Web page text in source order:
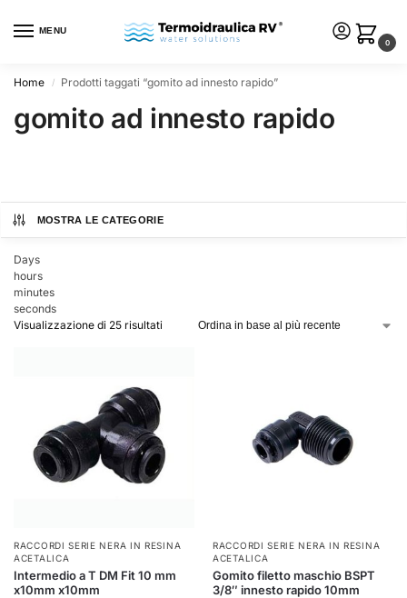
MENU
0
Home / Prodotti taggati “gomito ad innesto rapido”
gomito ad innesto rapido
MOSTRA LE CATEGORIE
Days
hours
minutes
seconds
Visualizzazione di 25 risultati
RACCORDI SERIE NERA IN RESINA
ACETALICA
Intermedio a T DM Fit 10 mm
x10mm x10mm
RACCORDI SERIE NERA IN RESINA
ACETALICA
Gomito filetto maschio BSPT
3/8″ innesto rapido 10mm